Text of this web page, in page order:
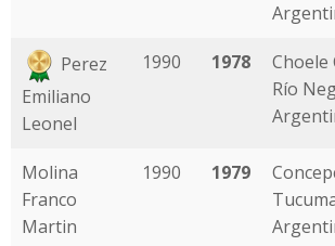
Perez
Emiliano
Leonel
1990 1978
Choele
Río
Molina
Franco
Martin
1990 1979